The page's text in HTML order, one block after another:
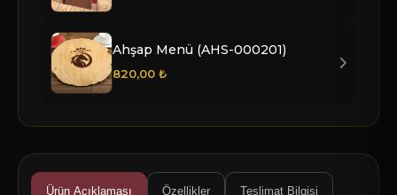
Ahşap Menü (AHS-000201)
820,00 ₺
Ürün Açıklaması Özellikler Teslimat Bilgisi